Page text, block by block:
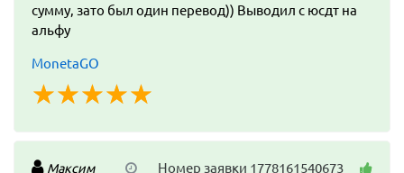
сумму, зато был один перевод)) Выводил с юсдт на
альфу
MonetaGO
☆☆☆☆☆
★★★★★
Номер заявки 1778161540673
Максим